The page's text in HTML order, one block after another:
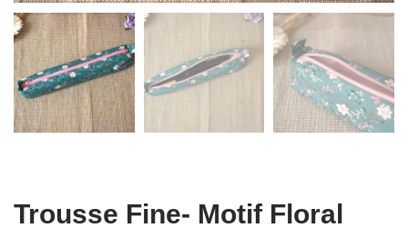
Trousse Fine- Motif Floral